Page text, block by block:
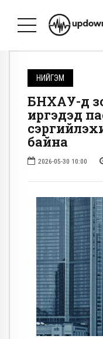
НИЙГЭМ
БНХАУ-д
иргэдэд
байна
2026-05-30 10:00